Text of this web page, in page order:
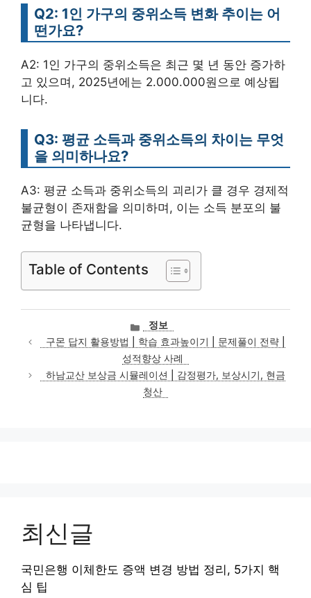
Q2: 1인 가구의 중위소득 변화 추이는 어
떤가요?
A2: 1인 가구의 중위소득은 최근 몇 년 동안 증가하
고 있으며, 2025년에는 2.000.000원으로 예상됩
니다.
Q3: 평균 소득과 중위소득의 차이는 무엇
을 의미하나요?
A3: 평균 소득과 중위소득의 괴리가 클 경우 경제적
불균형이 존재함을 의미하며, 이는 소득 분포의 불
균형을 나타냅니다.
Table of Contents
카
테
고
리
정보
구몬 답지 활용방법 | 학습 효과높이기 | 문제풀이 전략 |
성적향상 사례
하남교산 보상금 시뮬레이션 | 감정평가, 보상시기, 현금
청산
최신글
국민은행 이체한도 증액 변경 방법 정리, 5가지 핵
심 팁